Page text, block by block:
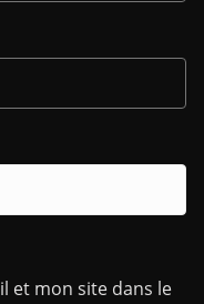
et mon site dans le